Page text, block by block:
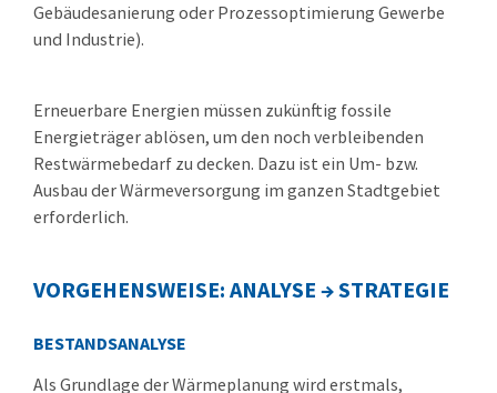
Gebäudesanierung oder Prozessoptimierung Gewerbe
und Industrie).
Erneuerbare Energien müssen zukünftig fossile
Energieträger ablösen, um den noch verbleibenden
Restwärmebedarf zu decken. Dazu ist ein Um- bzw.
Ausbau der Wärmeversorgung im ganzen Stadtgebiet
erforderlich.
VORGEHENSWEISE: ANALYSE → STRATEGIE
BESTANDSANALYSE
Als Grundlage der Wärmeplanung wird erstmals,